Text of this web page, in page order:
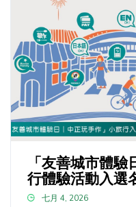
「友善城市體
行體驗活動入選
七月 4, 2026